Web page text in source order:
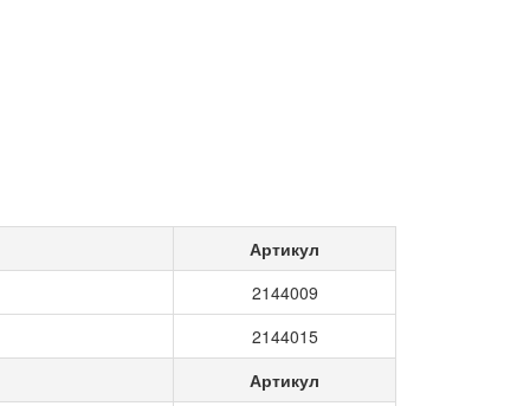
Артикул
2144009
2144015
Артикул